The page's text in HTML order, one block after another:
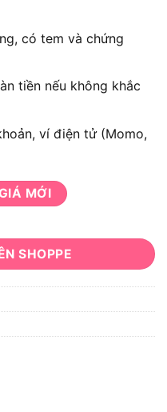
có tem và chứng
tiền nếu không khắc
ví điện tử (Momo,
MỚI
900-100 S số lượng
SHOPPE